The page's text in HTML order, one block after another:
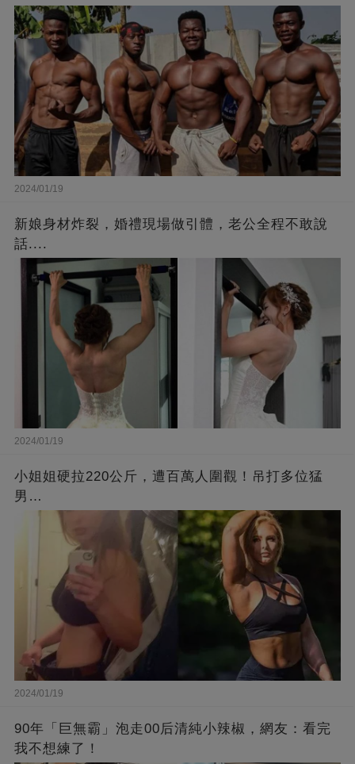
2024/01/19
新娘身材炸裂，婚禮現場做引體，老公全程不敢說
話....
2024/01/19
小姐姐硬拉220公斤，遭百萬人圍觀！吊打多位猛
男…
2024/01/19
90年「巨無霸」泡走00后清純小辣椒，網友：看完
我不想練了！